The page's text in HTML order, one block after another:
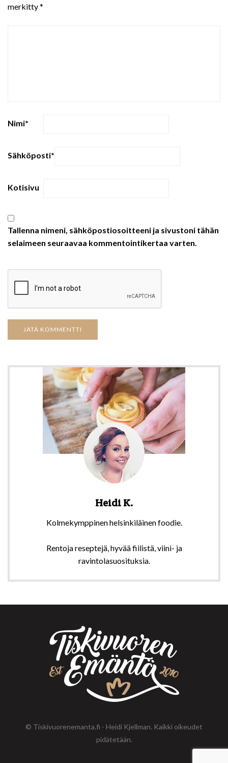
merkitty*
Nimi*
Sähköposti*
Kotisivu
Tallenna nimeni, sähköpostiosoitteeni ja sivustoni tähän
selaimeen seuraavaa kommentointikertaa varten.
Heidi K.
Kolmekymppinen helsinkiläinen foodie.
Rentoja reseptejä, hyvää fiilistä, viini- ja
ravintolasuosituksia.
© Tiskivuorenemanta.fi - Heidi Kjellman. Kaikki oikeudet
pidätetään.